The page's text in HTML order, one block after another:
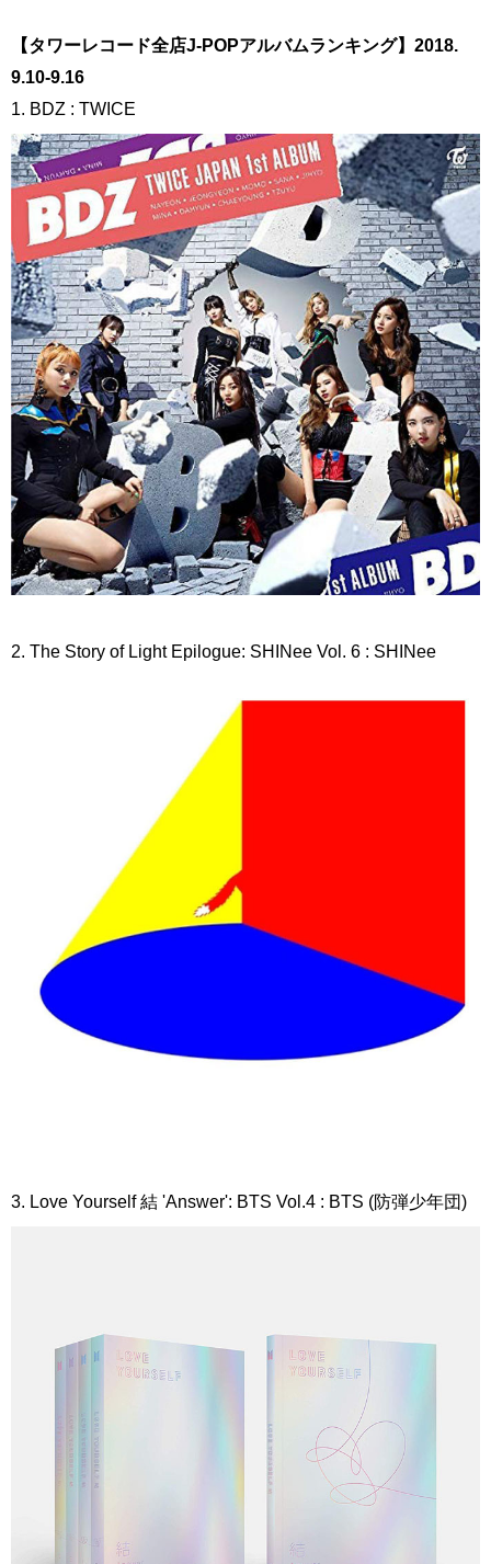
【タワーレコード全店J-POPアルバムランキング】2018.
9.10-9.16
1. BDZ : TWICE
2. The Story of Light Epilogue: SHINee Vol. 6 : SHINee
3. Love Yourself 結 'Answer': BTS Vol.4 : BTS (防弾少年団)